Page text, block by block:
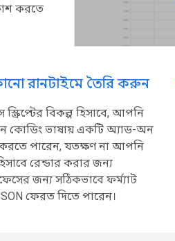
করতে
রানটাইমে তৈরি করুন
স্ক্রিপ্টের বিকল্প হিসাবে, আপনি
কোডিং ভাষায় একটি অ্যাড-অন
পারেন, যতক্ষণ না আপনি
রেন্ডার করার জন্য
জন্য সঠিকভাবে ফর্ম্যাট
ফেরত দিতে পারেন।